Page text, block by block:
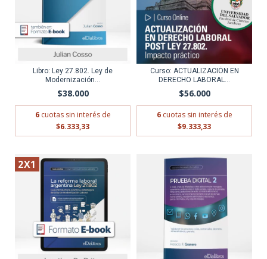
Libro: Ley 27.802. Ley de
Modernización...
$38.000
6 cuotas sin interés de
$6.333,33
Curso: ACTUALIZACIÓN EN
DERECHO LABORAL...
$56.000
6 cuotas sin interés de
$9.333,33
2X1 ENVÍO GRATIS